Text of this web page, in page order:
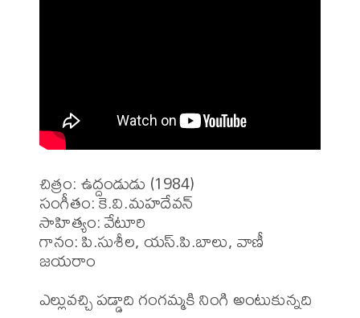
చిత్రం: ఉద్దండుడు (1984)
సంగీతం: కె.వి.మహదేవన్
సాహిత్యం: వేటూరి
గానం: పి.సుశీల, యస్.పి.బాలు, వాణీ
జయరాం